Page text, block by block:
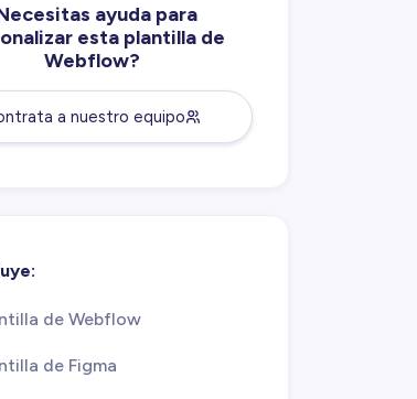
ayuda para
esta plantilla de
Webflow?
a nuestro equipo
de Webflow
de Figma